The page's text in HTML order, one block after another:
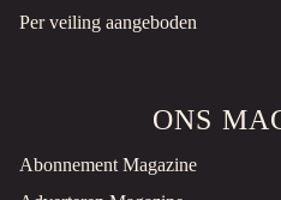
Per veiling aangeboden
ONS
Abonnement Magazine